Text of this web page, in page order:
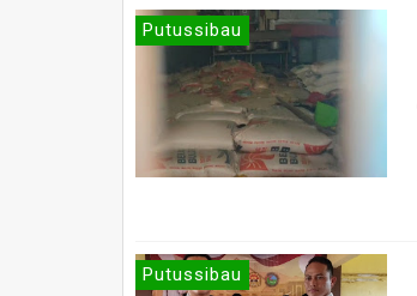
Putussibau
Putussibau